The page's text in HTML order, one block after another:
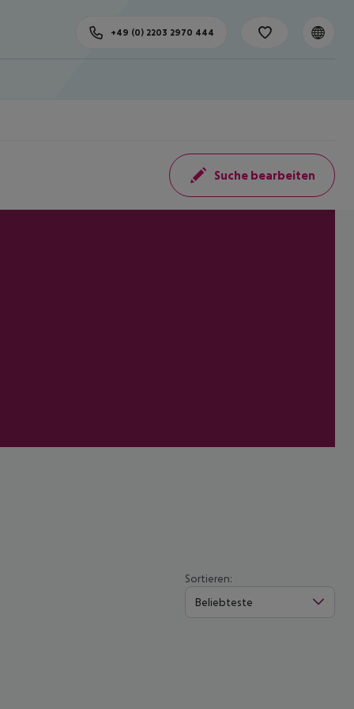
+49 (0) 2203 2970 444
Suche bearbeiten
Sortieren:
Beliebteste